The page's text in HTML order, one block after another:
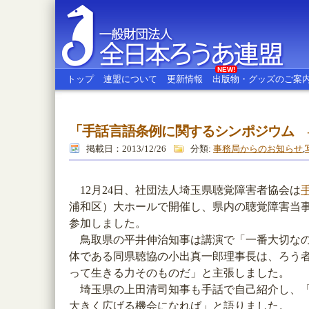
全日本ろうあ連盟
トップ 連盟について 更新情報 出版物・グッズのご案
NEW!
「手話言語条例に関するシンポジウ
掲載日：2013/12/26 分類: 事務局からのお知らせ,
12月24日、社団法人埼玉県聴覚障害者協会は
浦和区）大ホールで開催し、県内の聴覚障害当
参加しました。
鳥取県の平井伸治知事は講演で「一番大切な
体である同県聴協の小出真一郎理事長は、ろう
って生きる力そのものだ」と主張しました。
埼玉県の上田清司知事も手話で自己紹介し、
大きく広げる機会になれば」と語りました。